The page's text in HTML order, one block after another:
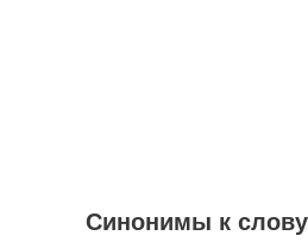
Синонимы к